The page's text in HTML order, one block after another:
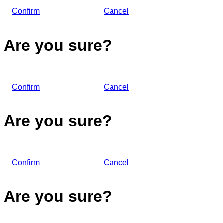
Confirm Cancel
Are you sure?
Confirm Cancel
Are you sure?
Confirm Cancel
Are you sure?